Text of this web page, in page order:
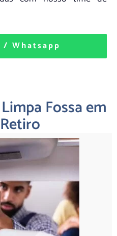
Whatsapp
Fossa em